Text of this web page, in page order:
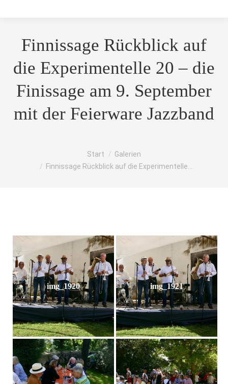
Finnissage Rückblick auf
die Experimentelle 20 – die
Finissage am 9. September
mit der Feierware Jazzband
Sie befinden sich hier:Start
Galerien
Finnissage Rückblick auf die Experimentelle…
img_1920 img_1921